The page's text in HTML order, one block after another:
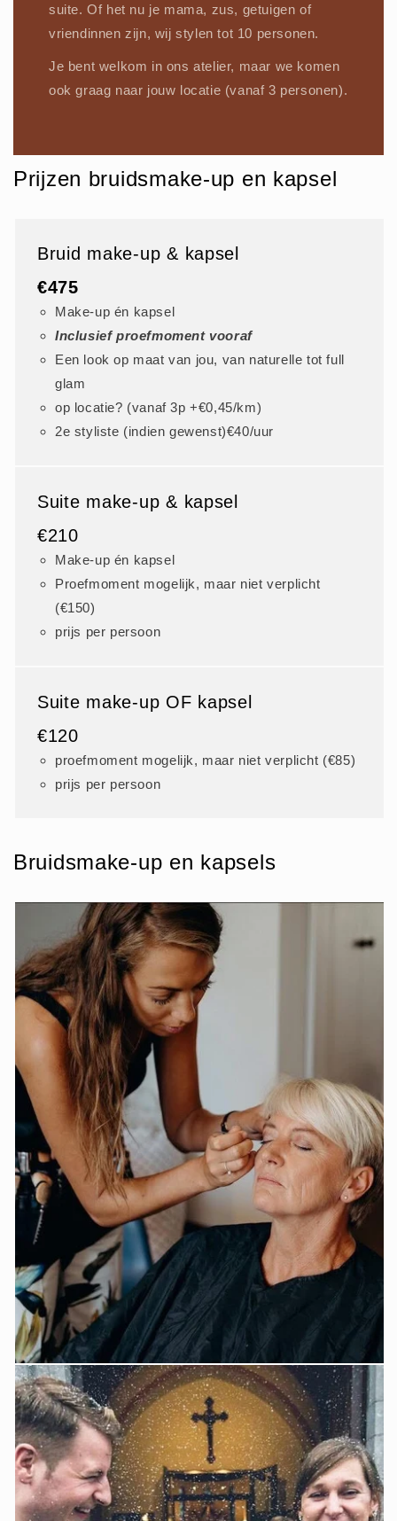
suite. Of het nu je mama, zus, getuigen of
vriendinnen zijn, wij stylen tot 10 personen.
Je bent welkom in ons atelier, maar we komen
ook graag naar jouw locatie (vanaf 3 personen).
Prijzen bruidsmake-up en kapsel
Bruid make-up & kapsel
€475
Make-up én kapsel
Inclusief proefmoment vooraf
Een look op maat van jou, van naturelle tot full
glam
op locatie? (vanaf 3p +€0,45/km)
2e styliste (indien gewenst)€40/uur
Suite make-up & kapsel
€210
Make-up én kapsel
Proefmoment mogelijk, maar niet verplicht
(€150)
prijs per persoon
Suite make-up OF kapsel
€120
proefmoment mogelijk, maar niet verplicht (€85)
prijs per persoon
Bruidsmake-up en kapsels